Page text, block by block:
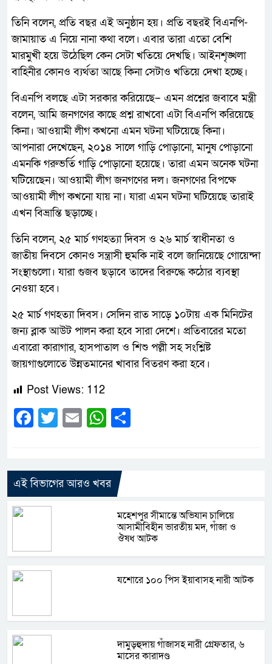
তিনি বলেন, প্রতি বছর এই অনুষ্ঠান হয়। প্রতি বছরই বিএনপি-
জামায়াত এ নিয়ে নানা কথা বলে। এবার তারা এতো বেশি
মারমুখী হয়ে উঠেছিল কেন সেটা খতিয়ে দেখছি। আইনশৃঙ্খলা
বাহিনীর কোনও ব্যর্থতা আছে কিনা সেটাও খতিয়ে দেখা হচ্ছে।
বিএনপি বলছে এটা সরকার করিয়েছে– এমন প্রশ্নের জবাবে মন্ত্রী
বলেন, আমি জনগণের কাছে প্রশ্ন রাখবো এটা বিএনপি করিয়েছে
কিনা। আওয়ামী লীগ কখনো এমন ঘটনা ঘটিয়েছে কিনা।
আপনারা দেখেছেন, ২০১৪ সালে গাড়ি পোড়ানো, মানুষ পোড়ানো
এমনকি গরুভর্তি গাড়ি পোড়ানো হয়েছে। তারা এমন অনেক ঘটনা
ঘটিয়েছেন। আওয়ামী লীগ জনগণের দল। জনগণের বিপক্ষে
আওয়ামী লীগ কখনো যায় না। যারা এমন ঘটনা ঘটিয়েছে তারাই
এখন বিভ্রান্তি ছড়াচ্ছে।
তিনি বলেন, ২৫ মার্চ গণহত্যা দিবস ও ২৬ মার্চ স্বাধীনতা ও
জাতীয় দিবসে কোনও সন্ত্রাসী হুমকি নাই বলে জানিয়েছে গোয়েন্দা
সংস্থাগুলো। যারা গুজব ছড়াবে তাদের বিরুদ্ধে কঠোর ব্যবস্থা
নেওয়া হবে।
২৫ মার্চ গণহত্যা দিবস। সেদিন রাত সাড়ে ১০টায় এক মিনিটের
জন্য ব্লাক আউট পালন করা হবে সারা দেশে। প্রতিবারের মতো
এবারো কারাগার, হাসপাতাল ও শিশু পল্লী সহ সংশ্লিষ্ট
জায়গাগুলোতে উন্নতমানের খাবার বিতরণ করা হবে।
Post Views: 112
Facebook
Twitter
EmailWhatsApp
এই বিভাগের আরও খবর
মহেশপুর সীমান্তে অভিযান চালিয়ে
আসামীবিহীন ভারতীয় মদ, গাঁজা ও
ঔষধ আটক
যশোরে ১০০ পিস ইয়াবাসহ নারী আটক
দামুড়হুদায় গাঁজাসহ নারী গ্রেফতার, ৬
মাসের কারাদণ্ড